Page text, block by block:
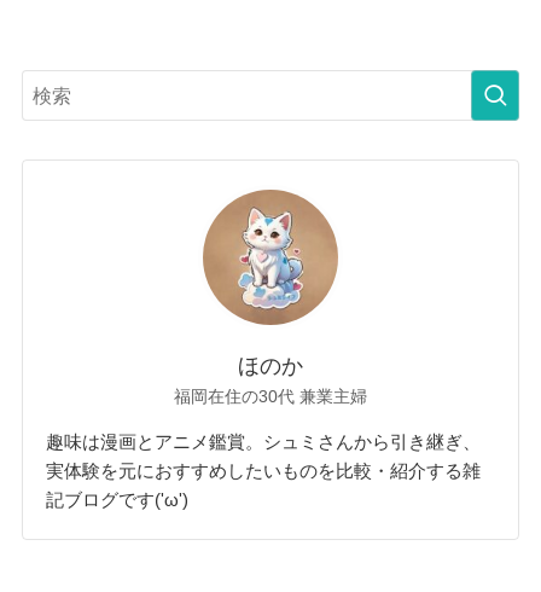
ほのか
福岡在住の30代 兼業主婦
趣味は漫画とアニメ鑑賞。シュミさんから引き継ぎ、
実体験を元におすすめしたいものを比較・紹介する雑
記ブログです('ω')